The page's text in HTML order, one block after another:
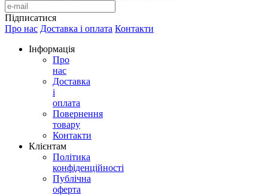
Підписатися
Про нас Доставка і оплата Контакти
Інформація
Про
нас
Доставка
і
оплата
Повернення
товару
Контакти
Клієнтам
Політика
конфіденційності
Публічна
оферта